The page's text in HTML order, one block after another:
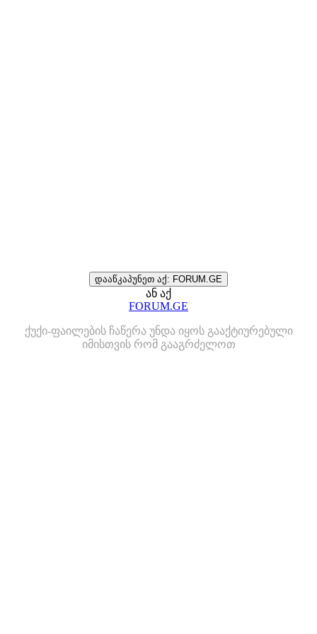
დააწკაპუნეთ აქ: FORUM.GE
ან აქ
FORUM.GE
ქუქი-ფაილების ჩაწერა უნდა იყოს გააქტიურებული
იმისთვის რომ გააგრძელოთ